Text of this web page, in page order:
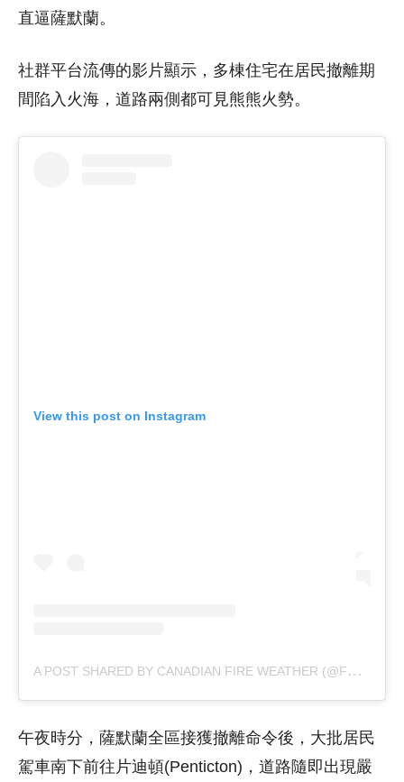
直逼薩默蘭。
社群平台流傳的影片顯示，多棟住宅在居民撤離期
間陷入火海，道路兩側都可見熊熊火勢。
View this post on Instagram
A
POST SHARED BY CANADIAN FIRE WEATHER (@FFMSEE)
午夜時分，薩默蘭全區接獲撤離命令後，大批居民
駕車南下前往片迪頓(Penticton)，道路隨即出現嚴